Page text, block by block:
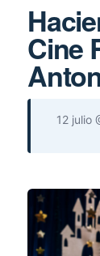
Cine
12 julio